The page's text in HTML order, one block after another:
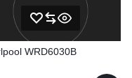
WRD6030B